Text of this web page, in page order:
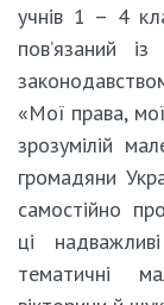
учнів 1 – 4
пов’язаний
«Мої права,
зрозумілій
громадяни
самостійно
ці
тематичні